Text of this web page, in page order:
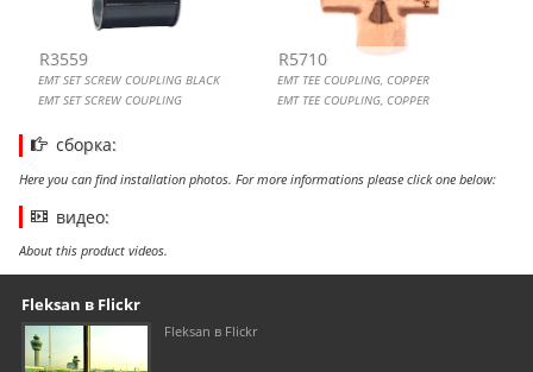
R3559
EMT SET SCREW COUPLING BLACK
EMT SET SCREW COUPLING
R5710
EMT TEE COUPLING, COPPER
EMT TEE COUPLING, COPPER
сборка:
Here you can find installation photos. For more informations please click one below:
видео:
About this product videos.
Our footer
Footer content
Fleksan в Flickr
Fleksan в Flickr